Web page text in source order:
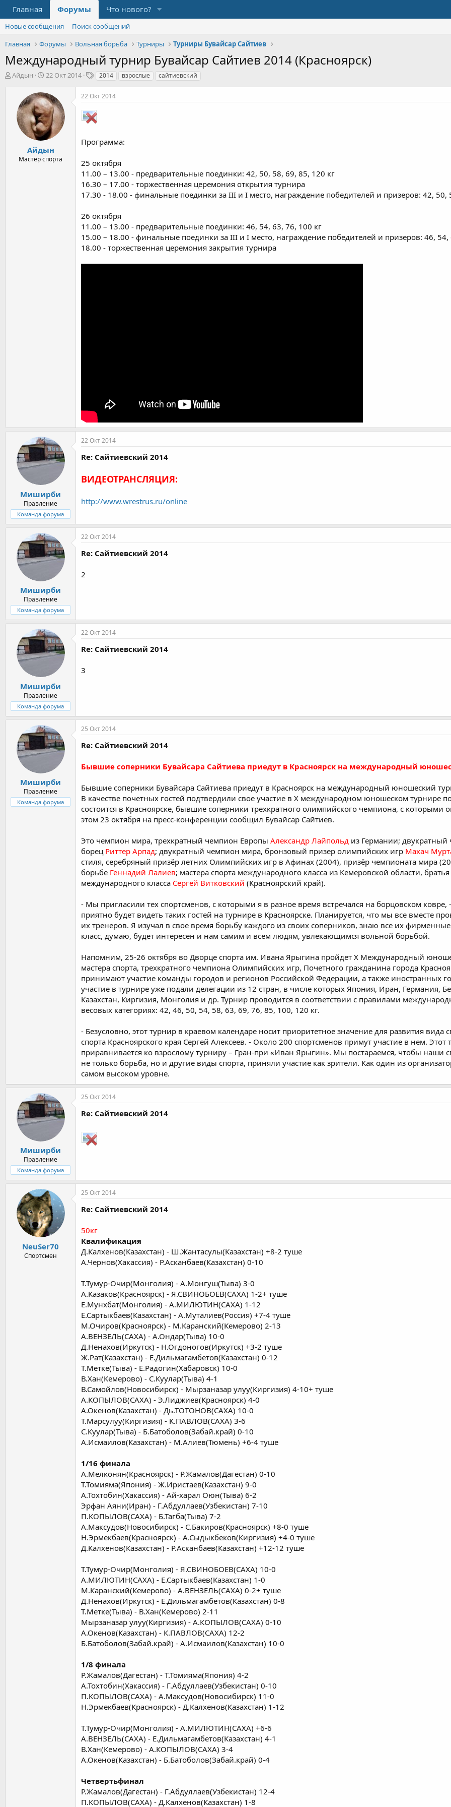
Главная Форумы Что нового?
Новые сообщения
Поиск сообщений
Главная
Форумы Вольная борьба Турниры Турниры Бувайсар Сайтиев
Международный турнир Бувайсар Сайтиев 2014 (Красноярск)
А
Айдын
Д
т
а
н
а
ч
а
л
а
22 Окт 2014
Т
г
2014 взрослые сайтиевский
Айдын
Мастер спорта
22 Окт 2014
Программа:
25 октября
11.00 – 13.00 - предварительные поединки: 42, 50, 58, 69, 85, 120 кг
16.30 – 17.00 - торжественная церемония открытия турнира
17.30 - 18.00 - финальные поединки за III и I место, награждение победителей и призеров: 42, 50,
26 октября
11.00 – 13.00 - предварительные поединки: 46, 54, 63, 76, 100 кг
15.00 – 18.00 - финальные поединки за III и I место, награждение победителей и призеров: 46, 54,
18.00 - торжественная церемония закрытия турнира
Миширби
Правление
Команда форума
22 Окт 2014
Re: Сайтиевский 2014
ВИДЕОТРАНСЛЯЦИЯ:
http://www.wrestrus.ru/online
Миширби
Правление
Команда форума
22 Окт 2014
Re: Сайтиевский 2014
2
Миширби
Правление
Команда форума
22 Окт 2014
Re: Сайтиевский 2014
3
Миширби
Правление
Команда форума
25 Окт 2014
Re: Сайтиевский 2014
Бывшие соперники Бувайсара Сайтиева приедут в Красноярск на международный
Бывшие соперники Бувайсара Сайтиева приедут в Красноярск на международный юношеский
В качестве почетных гостей подтвердили свое участие в X международном юношеском турнире
состоится в Красноярске, бывшие соперники трехкратного олимпийского чемпиона, с которыми
этом 23 октября на пресс-конференции сообщил Бувайсар Сайтиев.
Это чемпион мира, трехкратный чемпион Европы Александр Лайпольд из Германии;
борец Риттер Арпад; двукратный чемпион мира, бронзовый призер олимпийских игр Махач
стиля, серебряный призёр летних Олимпийских игр в Афинах (2004), призёр чемпионата мира
борьбе Геннадий Лалиев; мастера спорта международного класса из Кемеровской области, братья
международного класса Сергей Витковский (Красноярский край).
- Мы пригласили тех спортсменов, с которыми я в разное время встречался на борцовском
приятно будет видеть таких гостей на турнире в Красноярске. Планируется, что мы все вместе
их тренеров. Я изучал в свое время борьбу каждого из своих соперников, знаю все их
класс, думаю, будет интересен и нам самим и всем людям, увлекающимся вольной борьбой.
Напомним, 25-26 октября во Дворце спорта им. Ивана Ярыгина пройдет X Международный
мастера спорта, трехкратного чемпиона Олимпийских игр, Почетного гражданина города
принимают участие команды городов и регионов Российской Федерации, а также иностранных
участие в турнире уже подали делегации из 12 стран, в числе которых Япония, Иран, Германия,
Казахстан, Киргизия, Монголия и др. Турнир проводится в соответствии с правилами
весовых категориях: 42, 46, 50, 54, 58, 63, 69, 76, 85, 100, 120 кг.
- Безусловно, этот турнир в краевом календаре носит приоритетное значение для развития вида
спорта Красноярского края Сергей Алексеев. - Около 200 спортсменов примут участие в нем.
приравнивается ко взрослому турниру – Гран-при «Иван Ярыгин». Мы постараемся, чтобы наши
не только борьба, но и другие виды спорта, приняли участие как зрители. Как один из
самом высоком уровне.
Миширби
Правление
Команда форума
25 Окт 2014
Re: Сайтиевский 2014
NeuSer70
Спортсмен
25 Окт 2014
Re: Сайтиевский 2014
50кг
Квалификация
Д.Калхенов(Казахстан) - Ш.Жантасулы(Казахстан) +8-2 туше
А.Чернов(Хакассия) - Р.Асканбаев(Казахстан) 0-10
Т.Тумур-Очир(Монголия) - А.Монгуш(Тыва) 3-0
А.Казаков(Красноярск) - Я.СВИНОБОЕВ(САХА) 1-2+ туше
Е.Мунхбат(Монголия) - А.МИЛЮТИН(САХА) 1-12
Е.Сартыкбаев(Казахстан) - А.Муталиев(Россия) +7-4 туше
М.Очиров(Красноярск) - М.Каранский(Кемерово) 2-13
А.ВЕНЗЕЛЬ(САХА) - А.Ондар(Тыва) 10-0
Д.Ненахов(Иркутск) - Н.Огдоногов(Иркутск) +3-2 туше
Ж.Рат(Казахстан) - Е.Дильмагамбетов(Казахстан) 0-12
Т.Метке(Тыва) - Е.Радогин(Хабаровск) 10-0
В.Хан(Кемерово) - С.Куулар(Тыва) 4-1
В.Самойлов(Новосибирск) - Мырзаназар улуу(Киргизия) 4-10+ туше
А.КОПЫЛОВ(САХА) - Э.Лиджиев(Красноярск) 4-0
А.Окенов(Казахстан) - Дь.ТОТОНОВ(САХА) 10-0
Т.Марсулуу(Киргизия) - К.ПАВЛОВ(САХА) 3-6
С.Куулар(Тыва) - Б.Батоболов(Забай.край) 0-10
А.Исмаилов(Казахстан) - М.Алиев(Тюмень) +6-4 туше
1/16 финала
А.Мелконян(Красноярск) - Р.Жамалов(Дагестан) 0-10
Т.Томияма(Япония) - Ж.Иристаев(Казахстан) 9-0
А.Тохтобин(Хакассия) - Ай-харал Оюн(Тыва) 6-2
Эрфан Аяни(Иран) - Г.Абдуллаев(Узбекистан) 7-10
П.КОПЫЛОВ(САХА) - Б.Тагба(Тыва) 7-2
А.Максудов(Новосибирск) - С.Бакиров(Красноярск) +8-0 туше
Н.Эрмекбаев(Красноярск) - А.Сыдыкбеков(Киргизия) +4-0 туше
Д.Калхенов(Казахстан) - Р.Асканбаев(Казахстан) +12-12 туше
Т.Тумур-Очир(Монголия) - Я.СВИНОБОЕВ(САХА) 10-0
А.МИЛЮТИН(САХА) - Е.Сартыкбаев(Казахстан) 1-0
М.Каранский(Кемерово) - А.ВЕНЗЕЛЬ(САХА) 0-2+ туше
Д.Ненахов(Иркутск) - Е.Дильмагамбетов(Казахстан) 0-8
Т.Метке(Тыва) - В.Хан(Кемерово) 2-11
Мырзаназар улуу(Киргизия) - А.КОПЫЛОВ(САХА) 0-10
А.Окенов(Казахстан) - К.ПАВЛОВ(САХА) 12-2
Б.Батоболов(Забай.край) - А.Исмаилов(Казахстан) 10-0
1/8 финала
Р.Жамалов(Дагестан) - Т.Томияма(Япония) 4-2
А.Тохтобин(Хакассия) - Г.Абдуллаев(Узбекистан) 0-10
П.КОПЫЛОВ(САХА) - А.Максудов(Новосибирск) 11-0
Н.Эрмекбаев(Красноярск) - Д.Калхенов(Казахстан) 1-12
Т.Тумур-Очир(Монголия) - А.МИЛЮТИН(САХА) +6-6
А.ВЕНЗЕЛЬ(САХА) - Е.Дильмагамбетов(Казахстан) 4-1
В.Хан(Кемерово) - А.КОПЫЛОВ(САХА) 3-4
А.Окенов(Казахстан) - Б.Батоболов(Забай.край) 0-4
Четвертьфинал
Р.Жамалов(Дагестан) - Г.Абдуллаев(Узбекистан) 12-4
П.КОПЫЛОВ(САХА) - Д.Калхенов(Казахстан) 1-8